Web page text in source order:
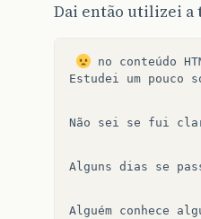
Dai então utilizei a
Estudei um pouco
Não sei se fui
Alguns dias se
Alguém conhece